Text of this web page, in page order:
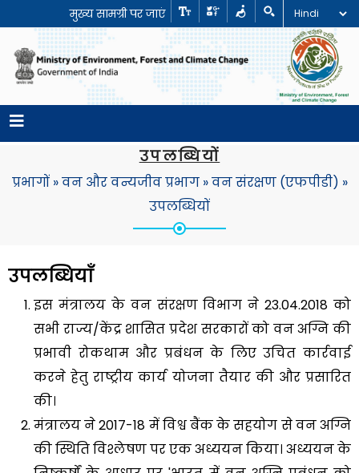
मुख्य सामग्री पर जाएं
उपलब्धियों
प्रभागों»वन और वन्यजीव प्रभाग»वन संरक्षण (एफपीडी) »
उपलब्धियों
उपलब्धियाँ
इस मंत्रालय के वन संरक्षण विभाग ने 23.04.2018 को
सभी राज्य/केंद्र शासित प्रदेश सरकारों को वन अग्नि की
प्रभावी रोकथाम और प्रबंधन के लिए उचित कार्रवाई
करने हेतु राष्ट्रीय कार्य योजना तैयार की और प्रसारित
की।
मंत्रालय ने 2017-18 में विश्व बैंक के सहयोग से वन अग्नि
की स्थिति विश्लेषण पर एक अध्ययन किया। अध्ययन के